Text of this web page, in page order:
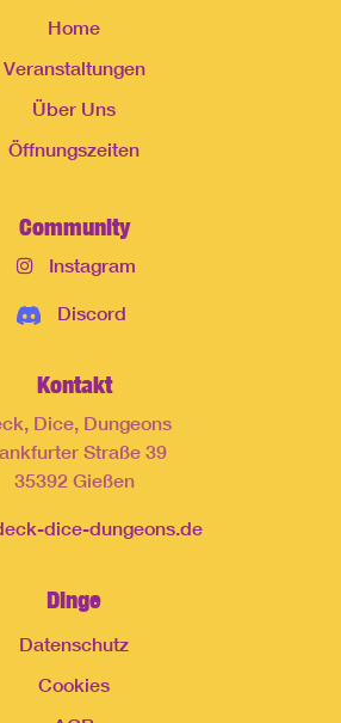
Home
Veranstaltungen
Über Uns
Öffnungszeiten
Community
Instagram
Discord
Kontakt
Dice, Dungeons
Straße 39
35392 Gießen
dice-dungeons.de
Dinge
Datenschutz
Cookies